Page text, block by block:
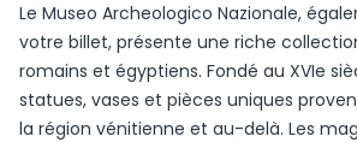
Le Museo Archeologico Nazionale,
votre billet, présente une riche
romains et égyptiens. Fondé au XVIe
statues, vases et pièces uniques
la région vénitienne et au-delà. Les